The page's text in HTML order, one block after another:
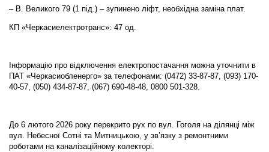
– В. Великого 79 (1 під.) – зупинено ліфт, необхідна заміна плат.
КП «Черкасиелектротранс»: 47 од.
Інформацію про відключення електропостачання можна уточнити в
ПАТ «Черкасиобленерго» за телефонами: (0472) 33-87-87, (093) 170-
40-57, (050) 434-87-87, (067) 690-48-48, 0800 501-328.
До 6 лютого 2026 року перекрито рух по вул. Гоголя на ділянці між
вул. Небесної Сотні та Митницькою, у зв’язку з ремонтними
роботами на каналізаційному колекторі.